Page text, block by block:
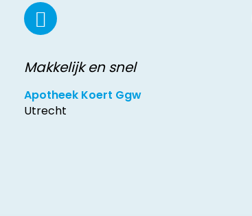
Makkelijk en snel
Apotheek Koert Ggw
Utrecht